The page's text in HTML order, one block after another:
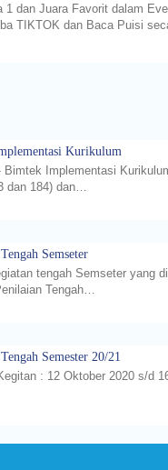
1 dan Juara Favorit dalam
TIKTOK dan Baca Puisi
Kurikulum
Bimtek Implementasi
dan 184) dan…
Semseter
tengah Semseter yang
Tengah…
Semester 20/21
: 12 Oktober 2020 s/d